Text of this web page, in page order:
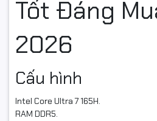
Tốt Đáng
2026
Cấu hình
Intel Core Ultra 7 165H.
RAM DDR5.